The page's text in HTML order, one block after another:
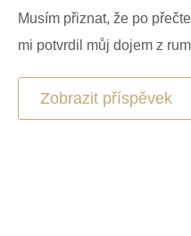
Musím přiznat, že po
mi potvrdil můj dojem z
Zobrazit příspěvek